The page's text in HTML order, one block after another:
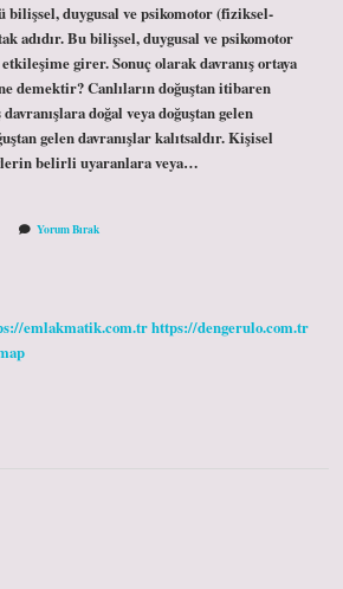
duygusal ve psikomotor (fiziksel-
adıdır. Bu bilişsel, duygusal ve psikomotor
girer. Sonuç olarak davranış ortaya
demektir? Canlıların doğuştan itibaren
doğal veya doğuştan gelen
gelen davranışlar kalıtsaldır. Kişisel
belirli uyaranlara veya…
Yorum Bırak
emlakmatik.com.trhttps://dengerulo.com.tr